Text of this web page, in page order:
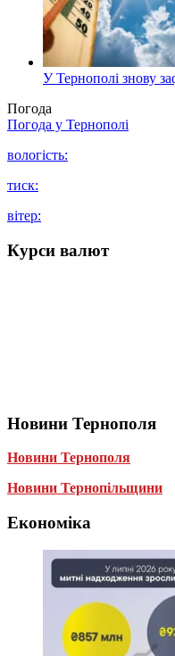
У Тернополі знову
Погода
Погода у Тернополі
вологість:
тиск:
вітер:
Курси валют
Новини Тернополя
Новини Тернополя
Новини Тернопільщини
Економіка